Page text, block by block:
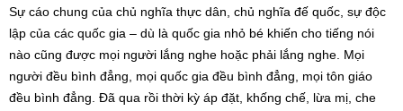
Sự cáo chung của chủ nghĩa thực dân, chủ nghĩa đế quốc, sự độc
lập của các quốc gia – dù là quốc gia nhỏ bé khiến cho tiếng nói
nào cũng được mọi người lắng nghe hoặc phải lắng nghe. Mọi
người đều bình đẳng, mọi quốc gia đều bình đẳng, mọi tôn giáo
đều bình đẳng. Đã qua rồi thời kỳ áp đặt, khống chế, lừa mị, che